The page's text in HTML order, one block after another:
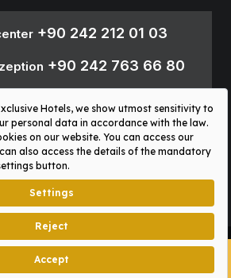
+90 242 212 01 03
+90 242 763 66 80
763 66 80
Sosyal Platformlar Aydınlatma Metni
Collection © 2026
graphx.agency
UNSERE
APP HERUNTERLADEN!